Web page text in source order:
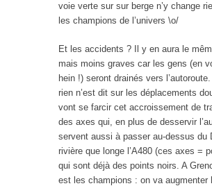
voie verte sur sur berge n’y change
les champions de l’univers \o/
Et les accidents ? Il y en aura le
mais moins graves car les gens (en
hein !) seront drainés vers l’autoroute.
rien n’est dit sur les déplacements
vont se farcir cet accroissement de
des axes qui, en plus de desservir
servent aussi à passer au-dessus du
rivière que longe l’A480 (ces axes =
qui sont déjà des points noirs. A
est les champions : on va augmenter